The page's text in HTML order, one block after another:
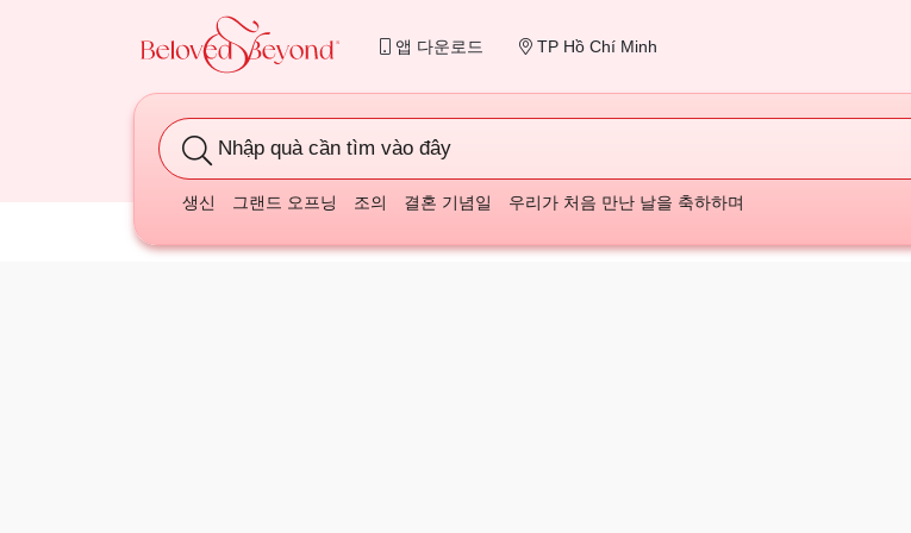
앱 다운로드 TP Hồ Chí Minh
Nhập quà cần tìm vào đây
생신 그랜드 오프닝 조의 결혼 기념일 우리가 처음 만난 날을 축하하며